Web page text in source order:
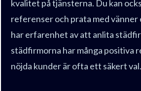
kvalitet på tjänsterna. Du kan
referenser och prata med vänner
har erfarenhet av att anlita
städfirmorna har många positiva
nöjda kunder är ofta ett säkert val.